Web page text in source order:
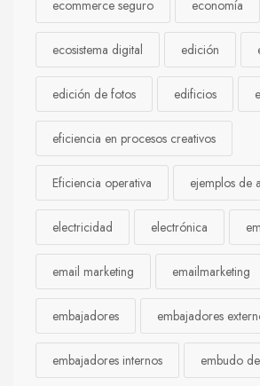
ecommerce seguro economía
ecosistema digital edición
edición de fotos edificios
eficiencia en procesos creativos
Eficiencia operativa ejemplos de
electricidad electrónica
email marketing emailmarketing
embajadores embajadores
embajadores internos embudo